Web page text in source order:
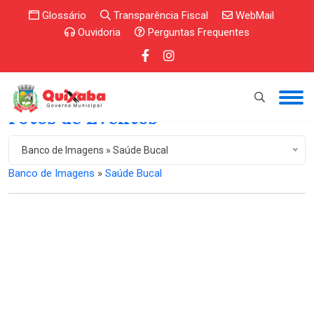
Glossário Transparência Fiscal
WebMail
Ouvidoria
Perguntas Frequentes
Fotos de Eventos
Banco de Imagens » Saúde Bucal
Banco de Imagens » Saúde Bucal